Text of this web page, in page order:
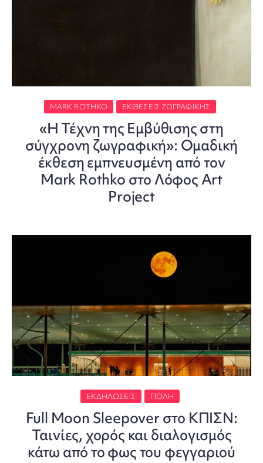
MARK ROTHKO ΕΚΘΈΣΕΙΣ ΖΩΓΡΑΦΙΚΉΣ
«Η Τέχνη της Εμβύθισης στη
σύγχρονη ζωγραφική»: Ομαδική
έκθεση εμπνευσμένη από τον
Mark Rothko στο Λόφος Art
Project
ΕΚΔΗΛΏΣΕΙΣ ΠΌΛΗ
Full Moon Sleepover στο ΚΠΙΣΝ:
Ταινίες, χορός και διαλογισμός
κάτω από το φως του φεγγαριού